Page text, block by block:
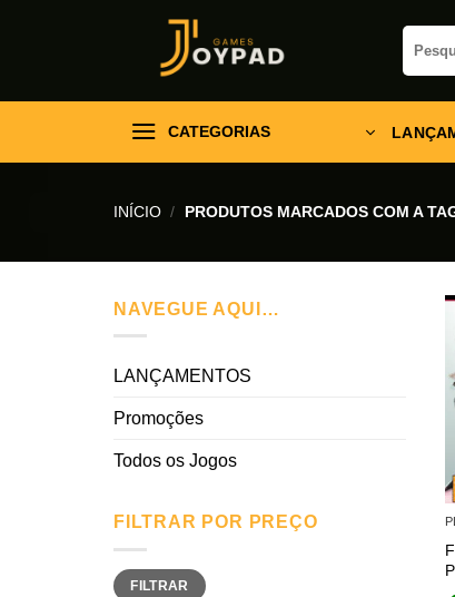
por:
CATEGORIAS
INÍCIO / PRODUTOS MARCADOS COM A
NAVEGUE AQUI…
LANÇAMENTOS
Promoções
Todos os Jogos
FILTRAR POR PREÇO
Preço
mínimo
Preço
máximo
FILTRAR